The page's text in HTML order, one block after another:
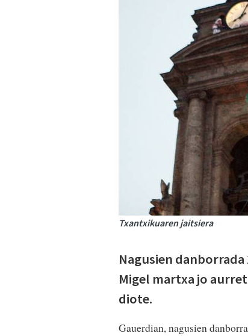
Txantxikuaren jaitsiera
Nagusien
Migel martxa jo
diote.
Gauerdian, nagusien